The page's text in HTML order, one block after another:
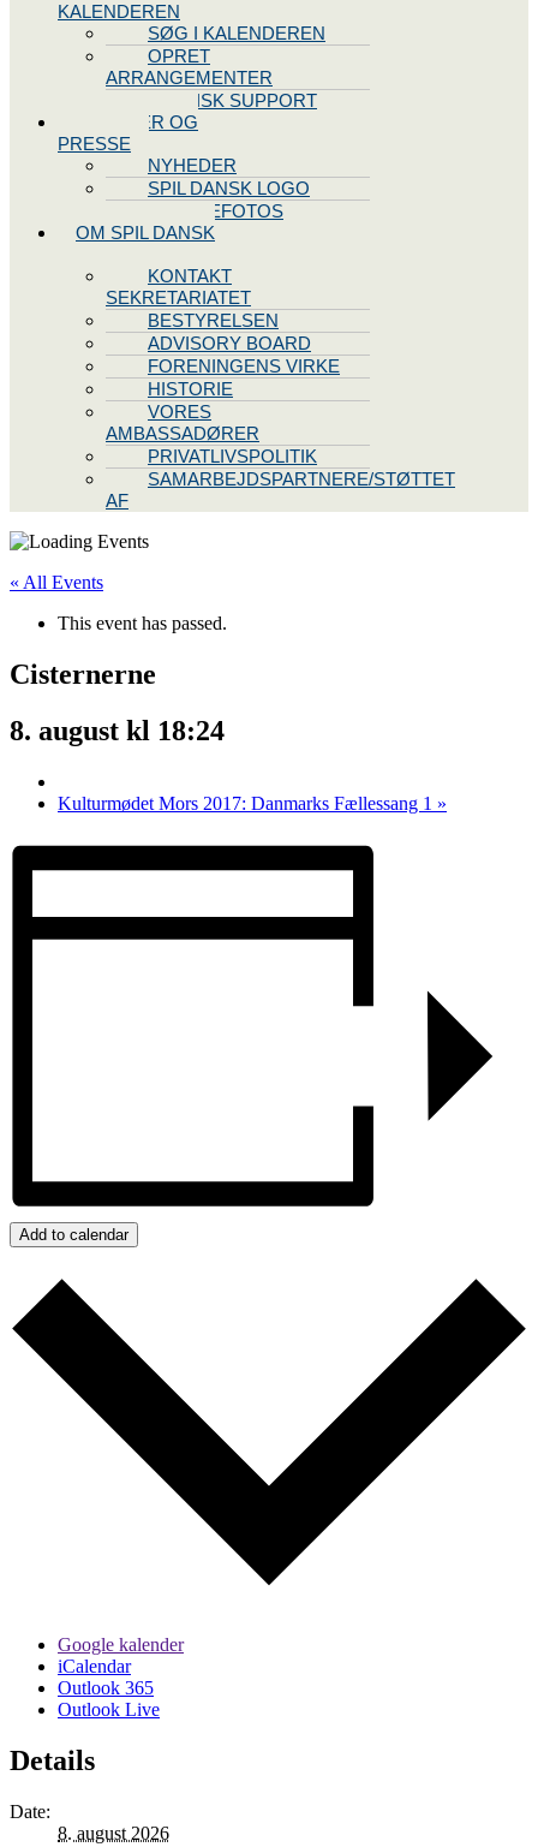
KALENDEREN
SØG I KALENDEREN
OPRET
ARRANGEMENTER
TEKNISK SUPPORT
NYHEDER OG
PRESSE
NYHEDER
SPIL DANSK LOGO
PRESSEFOTOS
OM SPIL DANSK
KONTAKT
SEKRETARIATET
BESTYRELSEN
ADVISORY BOARD
FORENINGENS VIRKE
HISTORIE
VORES
AMBASSADØRER
PRIVATLIVSPOLITIK
SAMARBEJDSPARTNERE/STØTTET
AF
« All Events
This event has passed.
Cisternerne
8. august kl 18:24
Kulturmødet Mors 2017: Danmarks Fællessang 1 »
Add to calendar
Google kalender
iCalendar
Outlook 365
Outlook Live
Details
Date:
8. august 2026